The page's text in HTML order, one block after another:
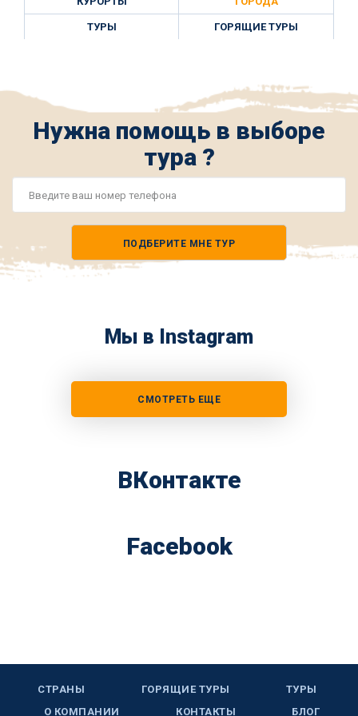
ТУРЫ ГОРЯЩИЕ ТУРЫ
Нужна помощь в выборе
тура ?
ПОДБЕРИТЕ МНЕ ТУР
Мы в Instagram
СМОТРЕТЬ ЕЩЕ
ВКонтакте
Facebook
СТРАНЫ ГОРЯЩИЕ ТУРЫ
ТУРЫ
О КОМПАНИИ
КОНТАКТЫ БЛОГ